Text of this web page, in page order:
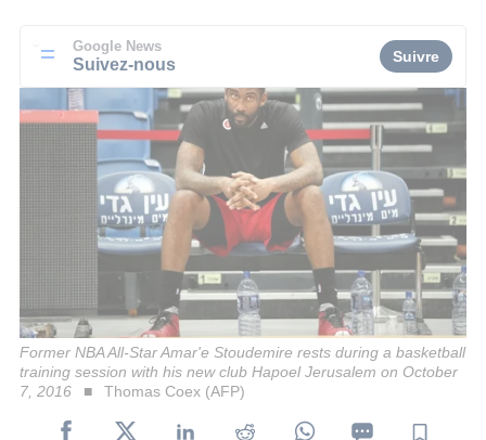
Google News
Suivez-nous Suivre
Former NBA All-Star Amar'e Stoudemire rests during a basketball
training session with his new club Hapoel Jerusalem on October
7, 2016
Thomas Coex (AFP)